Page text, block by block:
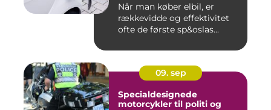
Når man køber elbil, er
rækkevidde og effektivitet
ofte de første sp&oslas...
09. sep
Specialdesignede
motorcykler til politi og